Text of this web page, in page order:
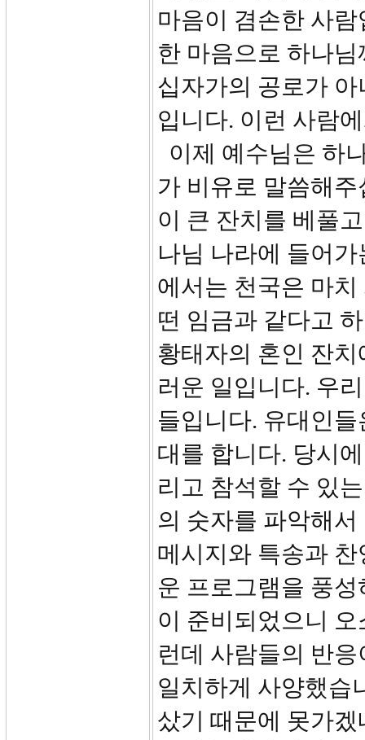
마음이 겸손한 사
한 마음으로 하나
십자가의 공로가
입니다. 이런 사람
이제 예수님은 하
가 비유로 말씀해
이 큰 잔치를 베풀
나님 나라에 들어
에서는 천국은 마
떤 임금과 같다고
황태자의 혼인 잔
러운 일입니다. 우
들입니다. 유대인
대를 합니다. 당시
리고 참석할 수 있
의 숫자를 파악해
메시지와 특송과
운 프로그램을 풍
이 준비되었으니
런데 사람들의 반
일치하게 사양했습
샀기 때문에 못가